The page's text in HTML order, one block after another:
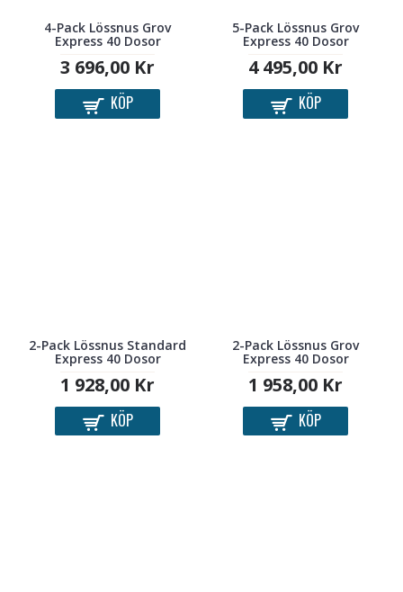
4-Pack Lössnus Grov
Express 40 Dosor
3 696,00 Kr
KÖP
5-Pack Lössnus Grov
Express 40 Dosor
4 495,00 Kr
KÖP
2-Pack Lössnus Standard
Express 40 Dosor
1 928,00 Kr
KÖP
2-Pack Lössnus Grov
Express 40 Dosor
1 958,00 Kr
KÖP